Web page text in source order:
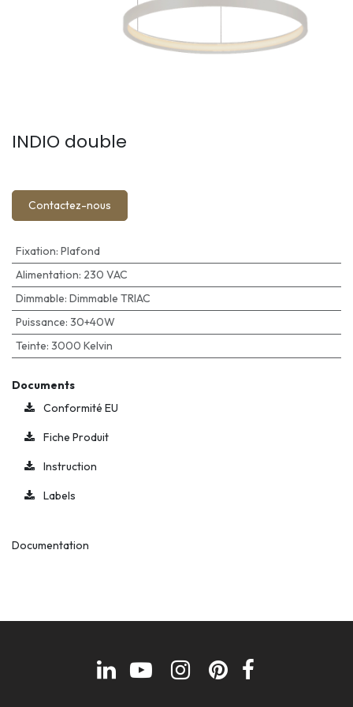
INDIO double
Contactez-nous
Fixation: Plafond
Alimentation: 230 VAC
Dimmable: Dimmable TRIAC
Puissance: 30+40W
Teinte: 3000 Kelvin
Documents
Conformité EU
Fiche Produit
Instruction
Labels
Documentation